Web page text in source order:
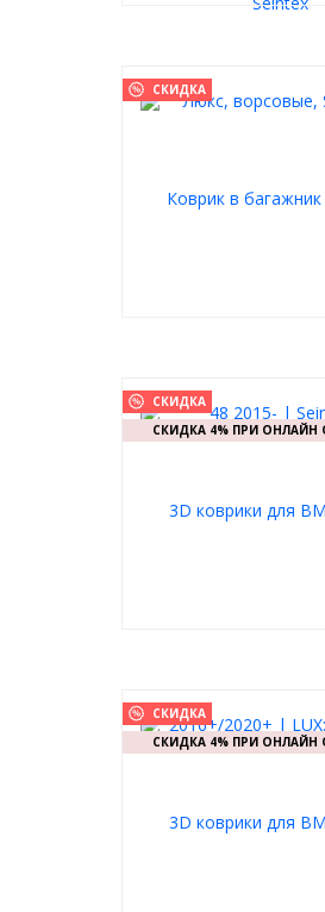
СКИДКА
СКИДКА
СКИДКА 4% ПРИ ОНЛАЙН
СКИДКА
СКИДКА 4% ПРИ ОНЛАЙН